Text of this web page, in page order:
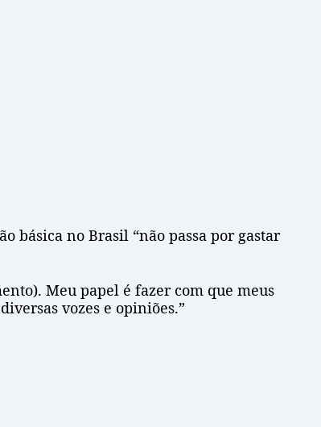
básica no Brasil “não passa por gastar
Meu papel é fazer com que meus
vozes e opiniões.”